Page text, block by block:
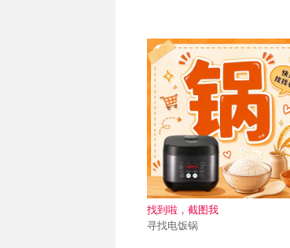
找到啦，截图我
寻找电饭锅